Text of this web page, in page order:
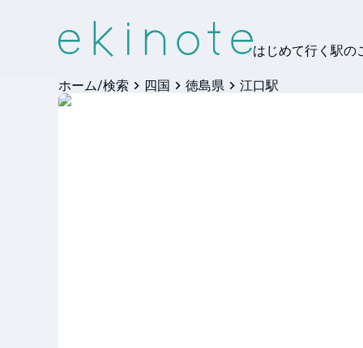
はじめて行く駅の
ホーム/検索 四国 徳島県 江口駅